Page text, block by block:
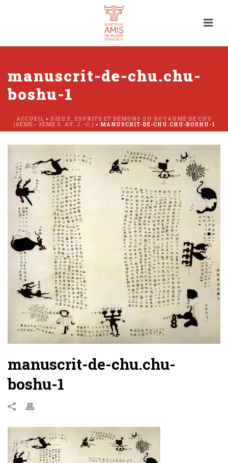
manuscrit-de-chu.chu-
boshu-1
ACCUEIL » DIEUX, ESPRITS ET DÉMONS DU ROYAUME DE CHU
(6ÈME– 3ÈME S. AV. J.-C.) » MANUSCRIT-DE-CHU.CHU-BOSHU-1
manuscrit-de-chu.chu-
boshu-1